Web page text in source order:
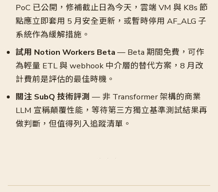
PoC 已公開，修補截止日為今天，雲端 VM 與 K8s 節
點應立即套用 5 月安全更新，或暫時停用 AF_ALG 子
系統作為緩解措施。
試用 Notion Workers Beta — Beta 期間免費，可作
為輕量 ETL 與 webhook 中介層的替代方案，8 月改
計費前是評估的最佳時機。
關注 SubQ 技術評測 — 非 Transformer 架構的商業
LLM 宣稱顛覆性能，等待第三方獨立基準測試結果再
做判斷，但值得列入追蹤清單。